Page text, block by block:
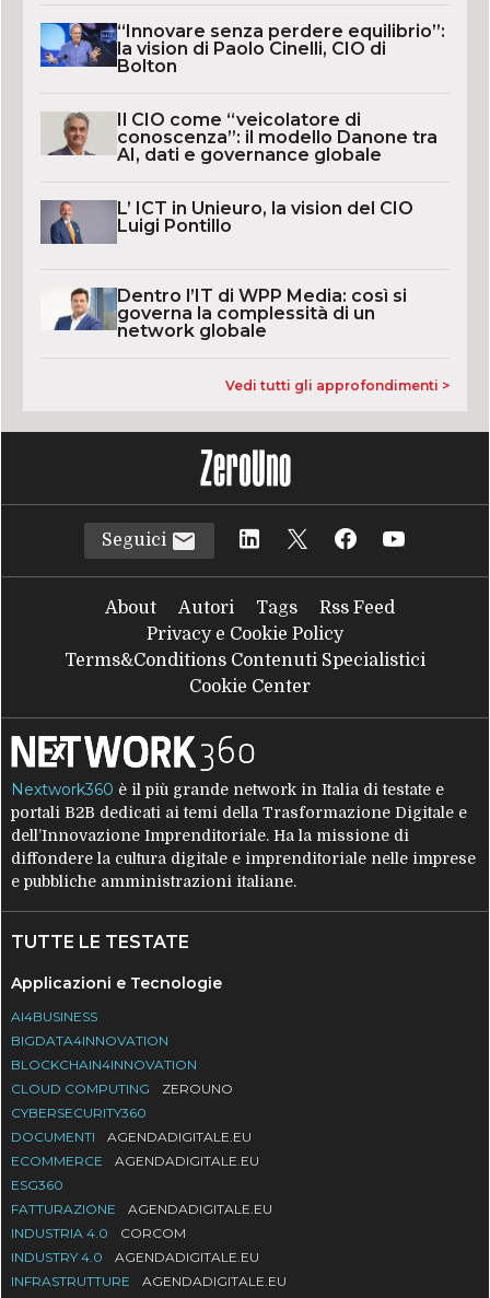
“Innovare senza perdere equilibrio”:
la vision di Paolo Cinelli, CIO di
Bolton
Il CIO come “veicolatore di
conoscenza”: il modello Danone tra
AI, dati e governance globale
L’ ICT in Unieuro, la vision del CIO
Luigi Pontillo
Dentro l’IT di WPP Media: così si
governa la complessità di un
network globale
Vedi tutti gli approfondimenti >
Seguici
About Autori Tags
Rss Feed
Privacy e Cookie Policy
Terms&Conditions Contenuti Specialistici
Cookie Center
Nextwork360 è il più grande network in Italia di testate e
portali B2B dedicati ai temi della Trasformazione Digitale e
dell’Innovazione Imprenditoriale. Ha la missione di
diffondere la cultura digitale e imprenditoriale nelle imprese
e pubbliche amministrazioni italiane.
TUTTE LE TESTATE
Applicazioni e Tecnologie
AI4BUSINESS
BIGDATA4INNOVATION
BLOCKCHAIN4INNOVATION
CLOUD COMPUTING
ZEROUNO
CYBERSECURITY360
DOCUMENTI
AGENDADIGITALE.EU
ECOMMERCE
AGENDADIGITALE.EU
ESG360
FATTURAZIONE
AGENDADIGITALE.EU
INDUSTRIA 4.0
CORCOM
INDUSTRY 4.0
AGENDADIGITALE.EU
INFRASTRUTTURE
AGENDADIGITALE.EU